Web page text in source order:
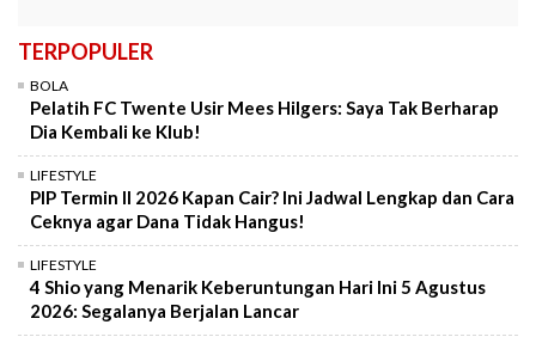
TERPOPULER
BOLA
Pelatih FC Twente Usir Mees Hilgers: Saya Tak Berharap
Dia Kembali ke Klub!
LIFESTYLE
PIP Termin II 2026 Kapan Cair? Ini Jadwal Lengkap dan Cara
Ceknya agar Dana Tidak Hangus!
LIFESTYLE
4 Shio yang Menarik Keberuntungan Hari Ini 5 Agustus
2026: Segalanya Berjalan Lancar